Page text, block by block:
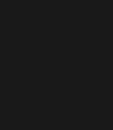
røde Bourgognevine og
godt lagringspotentiale.